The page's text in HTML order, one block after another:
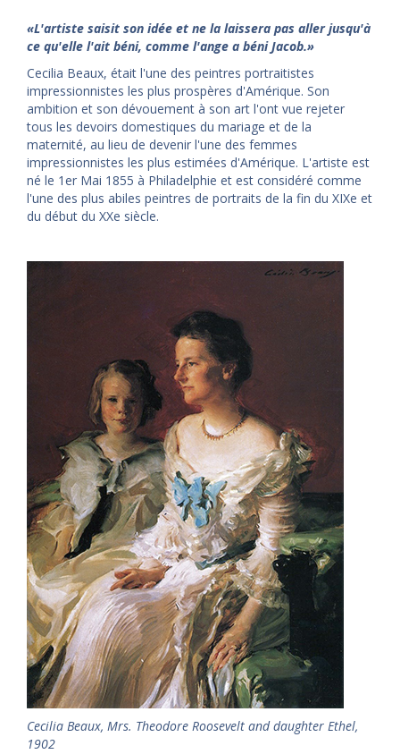
«L'artiste saisit son idée et ne la laissera pas aller jusqu'à
ce qu'elle l'ait béni, comme l'ange a béni Jacob.»
Cecilia Beaux, était l'une des peintres portraitistes
impressionnistes les plus prospères d'Amérique. Son
ambition et son dévouement à son art l'ont vue rejeter
tous les devoirs domestiques du mariage et de la
maternité, au lieu de devenir l'une des femmes
impressionnistes les plus estimées d'Amérique. L'artiste est
né le 1er Mai 1855 à Philadelphie et est considéré comme
l'une des plus abiles peintres de portraits de la fin du XIXe et
du début du XXe siècle.
Cecilia Beaux, Mrs. Theodore Roosevelt and daughter Ethel,
1902